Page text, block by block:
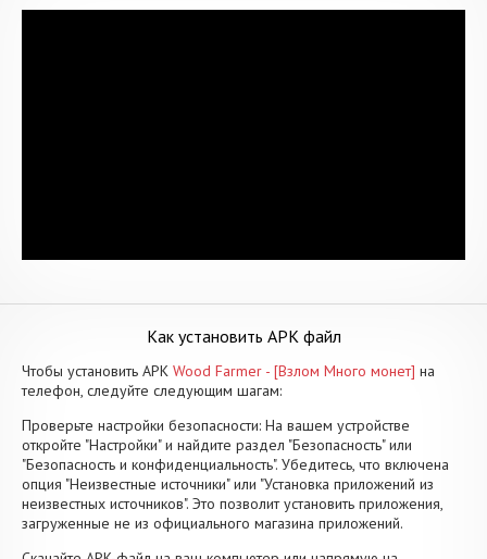
Как установить APK файл
Чтобы установить APK Wood Farmer - [Взлом Много монет] на
телефон, следуйте следующим шагам:
Проверьте настройки безопасности: На вашем устройстве
откройте "Настройки" и найдите раздел "Безопасность" или
"Безопасность и конфиденциальность". Убедитесь, что включена
опция "Неизвестные источники" или "Установка приложений из
неизвестных источников". Это позволит установить приложения,
загруженные не из официального магазина приложений.